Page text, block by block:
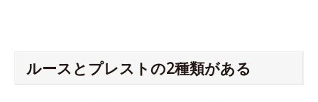
ルースとプレストの2種類がある